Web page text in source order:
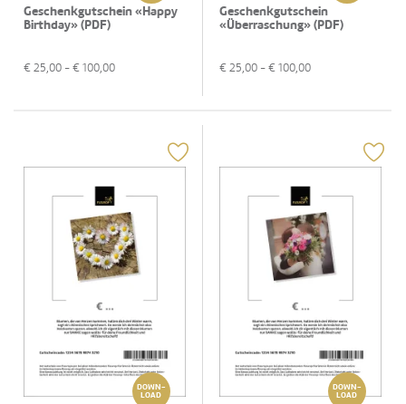
Geschenkgutschein «Happy
Birthday» (PDF)
€ 25,00 - € 100,00
Geschenkgutschein
«Überraschung» (PDF)
€ 25,00 - € 100,00
DOWN-
LOAD
DOWN-
LOAD